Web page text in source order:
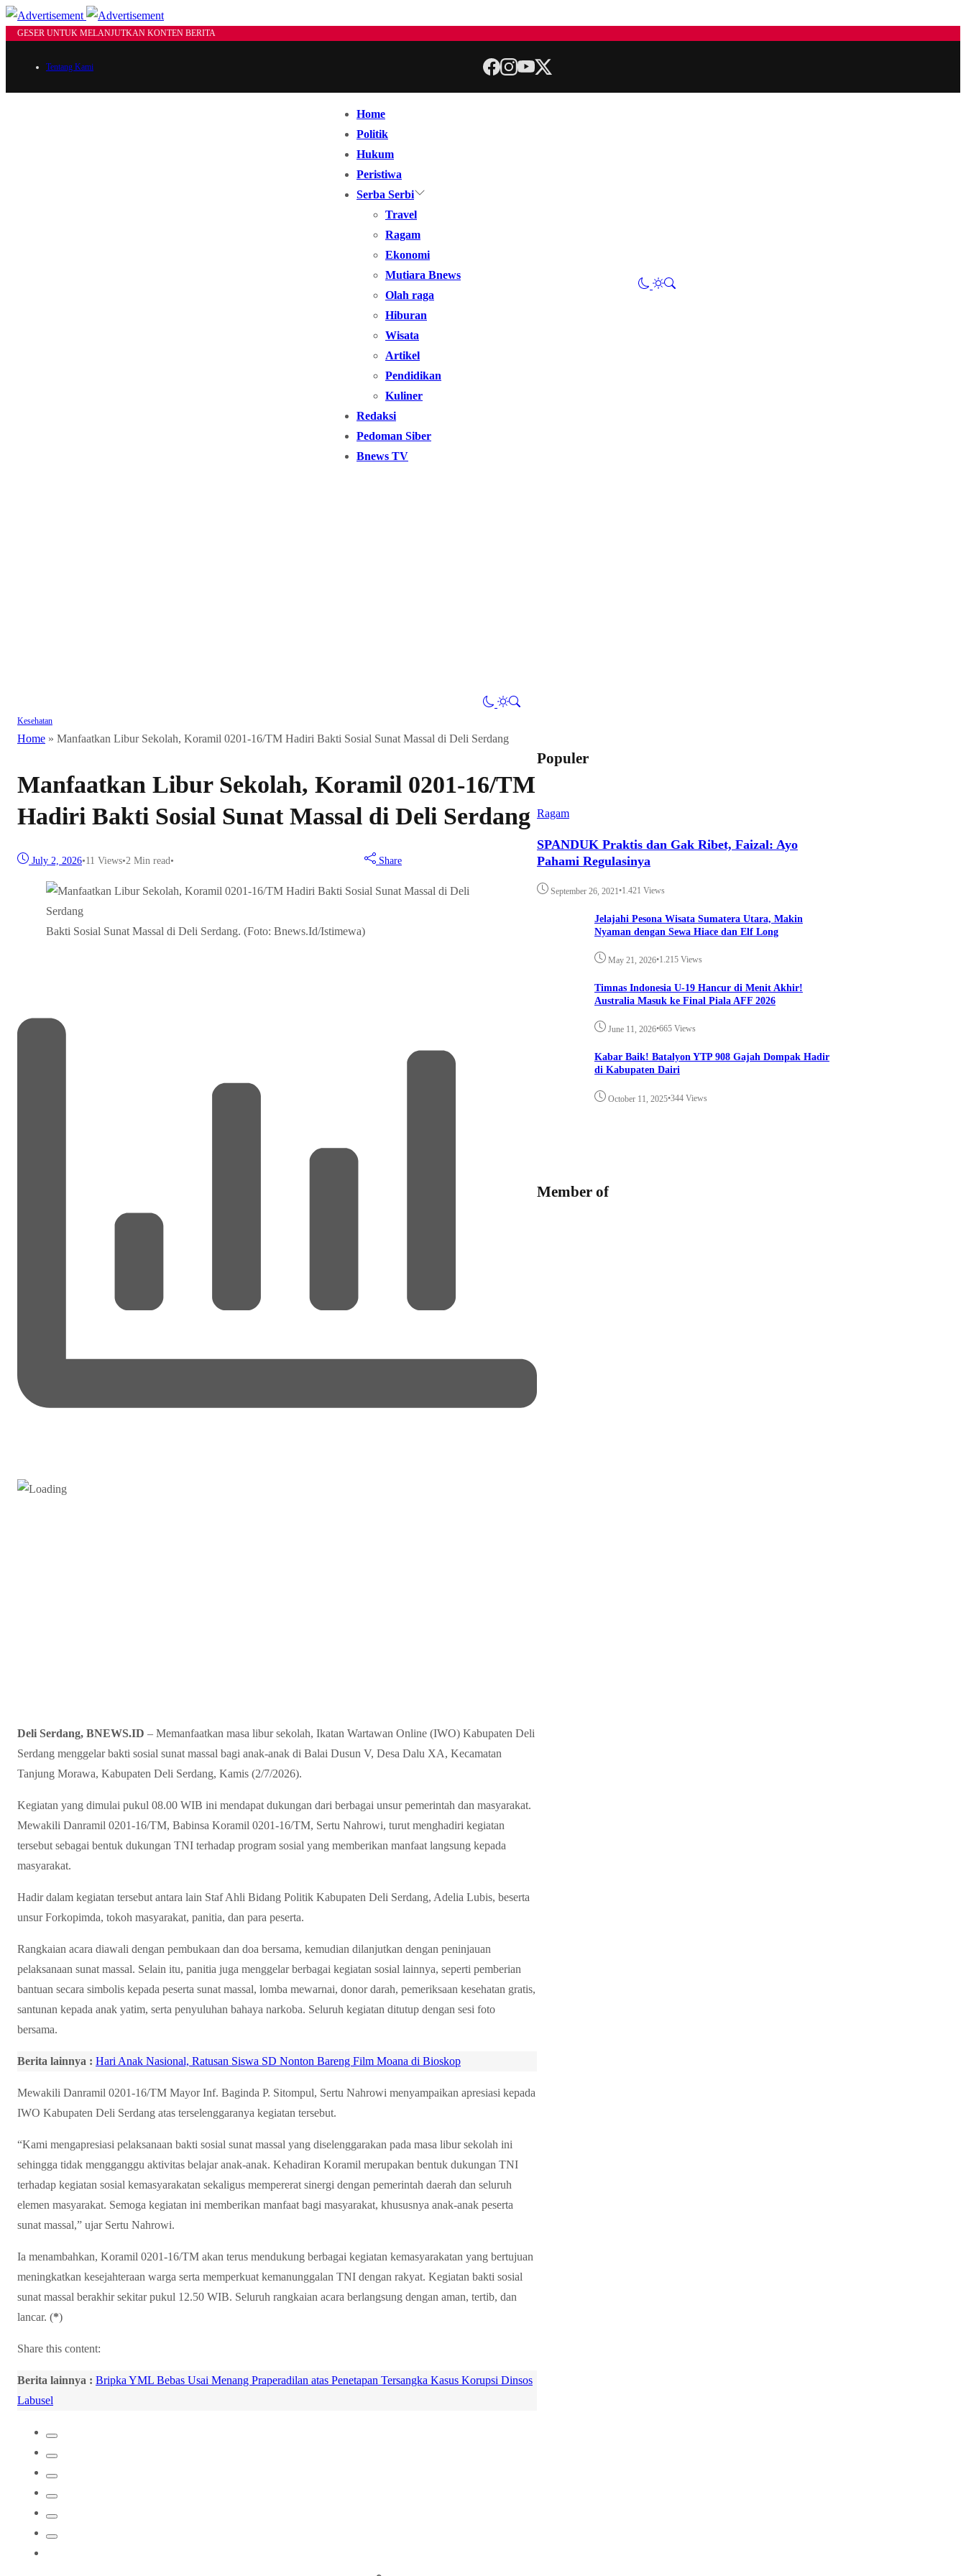
GESER UNTUK MELANJUTKAN KONTEN BERITA
Tentang Kami
Home
Politik
Hukum
Peristiwa
Serba Serbi
Travel
Ragam
Ekonomi
Mutiara Bnews
Olah raga
Hiburan
Wisata
Artikel
Pendidikan
Kuliner
Redaksi
Pedoman Siber
Bnews TV
Kesehatan
Home » Manfaatkan Libur Sekolah, Koramil 0201-16/TM Hadiri Bakti Sosial Sunat Massal di Deli Serdang
Manfaatkan Libur Sekolah, Koramil 0201-16/TM
Hadiri Bakti Sosial Sunat Massal di Deli Serdang
July 2, 2026•11 Views•2 Min read• Share
Bakti Sosial Sunat Massal di Deli Serdang. (Foto: Bnews.Id/Istimewa)
Deli Serdang, BNEWS.ID – Memanfaatkan masa libur sekolah, Ikatan Wartawan Online (IWO) Kabupaten Deli
Serdang menggelar bakti sosial sunat massal bagi anak-anak di Balai Dusun V, Desa Dalu XA, Kecamatan
Tanjung Morawa, Kabupaten Deli Serdang, Kamis (2/7/2026).
Kegiatan yang dimulai pukul 08.00 WIB ini mendapat dukungan dari berbagai unsur pemerintah dan masyarakat.
Mewakili Danramil 0201-16/TM, Babinsa Koramil 0201-16/TM, Sertu Nahrowi, turut menghadiri kegiatan
tersebut sebagai bentuk dukungan TNI terhadap program sosial yang memberikan manfaat langsung kepada
masyarakat.
Hadir dalam kegiatan tersebut antara lain Staf Ahli Bidang Politik Kabupaten Deli Serdang, Adelia Lubis, beserta
unsur Forkopimda, tokoh masyarakat, panitia, dan para peserta.
Rangkaian acara diawali dengan pembukaan dan doa bersama, kemudian dilanjutkan dengan peninjauan
pelaksanaan sunat massal. Selain itu, panitia juga menggelar berbagai kegiatan sosial lainnya, seperti pemberian
bantuan secara simbolis kepada peserta sunat massal, lomba mewarnai, donor darah, pemeriksaan kesehatan gratis,
santunan kepada anak yatim, serta penyuluhan bahaya narkoba. Seluruh kegiatan ditutup dengan sesi foto
bersama.
Berita lainnya : Hari Anak Nasional, Ratusan Siswa SD Nonton Bareng Film Moana di Bioskop
Mewakili Danramil 0201-16/TM Mayor Inf. Baginda P. Sitompul, Sertu Nahrowi menyampaikan apresiasi kepada
IWO Kabupaten Deli Serdang atas terselenggaranya kegiatan tersebut.
“Kami mengapresiasi pelaksanaan bakti sosial sunat massal yang diselenggarakan pada masa libur sekolah ini
sehingga tidak mengganggu aktivitas belajar anak-anak. Kehadiran Koramil merupakan bentuk dukungan TNI
terhadap kegiatan sosial kemasyarakatan sekaligus mempererat sinergi dengan pemerintah daerah dan seluruh
elemen masyarakat. Semoga kegiatan ini memberikan manfaat bagi masyarakat, khususnya anak-anak peserta
sunat massal,” ujar Sertu Nahrowi.
Ia menambahkan, Koramil 0201-16/TM akan terus mendukung berbagai kegiatan kemasyarakatan yang bertujuan
meningkatkan kesejahteraan warga serta memperkuat kemanunggalan TNI dengan rakyat. Kegiatan bakti sosial
sunat massal berakhir sekitar pukul 12.50 WIB. Seluruh rangkaian acara berlangsung dengan aman, tertib, dan
lancar. (*)
Share this content:
Berita lainnya : Bripka YML Bebas Usai Menang Praperadilan atas Penetapan Tersangka Kasus Korupsi Dinsos
Labusel
Populer
Ragam
SPANDUK Praktis dan Gak Ribet, Faizal: Ayo
Pahami Regulasinya
September 26, 2021•1.421 Views
Jelajahi Pesona Wisata Sumatera Utara, Makin
Nyaman dengan Sewa Hiace dan Elf Long
May 21, 2026•1.215 Views
Timnas Indonesia U-19 Hancur di Menit Akhir!
Australia Masuk ke Final Piala AFF 2026
June 11, 2026•665 Views
Kabar Baik! Batalyon YTP 908 Gajah Dompak Hadir
di Kabupaten Dairi
October 11, 2025•344 Views
Member of